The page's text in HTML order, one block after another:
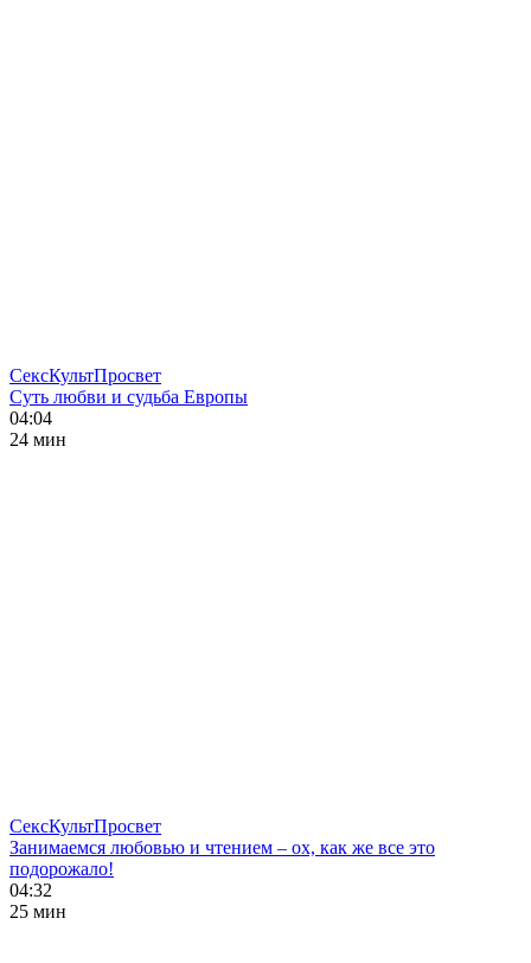
СексКультПросвет
Суть любви и судьба Европы
04:04
24 мин
СексКультПросвет
Занимаемся любовью и чтением – ох, как же все это
подорожало!
04:32
25 мин